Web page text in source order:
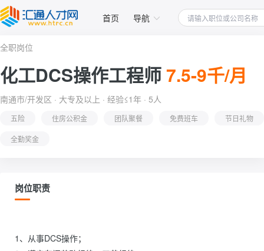
首页 导航
全职岗位
化工DCS操作工程师7.5-9千/月
南通市/开发区 · 大专及以上 · 经验≤1年 · 5人
五险 住房公积金 团队聚餐 免费班车 节日礼物
全勤奖金
岗位职责
1、从事DCS操作；